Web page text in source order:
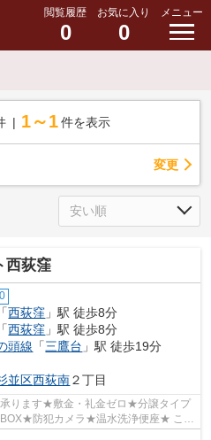
閲覧履歴
0
お気に入り
0
メニュー
1～1 件を表示
変更
西荻窪
「西荻窪 」駅 徒歩8分
「西荻窪 」駅 徒歩8分
頭線 「三鷹台 」駅 徒歩19分
並区西荻南２丁目
ります★敷金・礼金ゼロ★分譲タイプ
防犯カメラ★温水洗浄便座★ こだ